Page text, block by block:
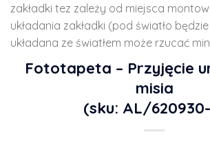
zakładki tez zależy od miejsca
układania zakładki (pod światło
układana ze światłem może rzucać
Fototapeta – Przyjęcie
misia
(sku: AL/